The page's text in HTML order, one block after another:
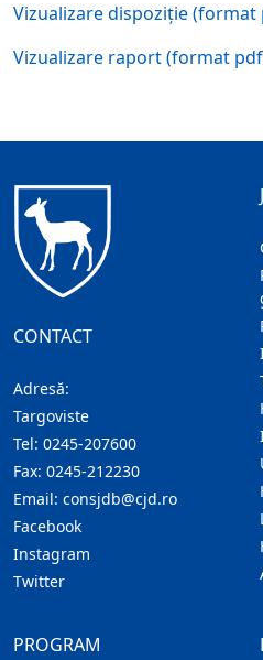
Vizualizare dispoziție (format
Vizualizare raport (format
CONTACT
Adresă:
Targoviste
Tel: 0245-207600
Fax: 0245-212230
Email: consjdb@cjd.ro
Facebook
Instagram
Twitter
PROGRAM